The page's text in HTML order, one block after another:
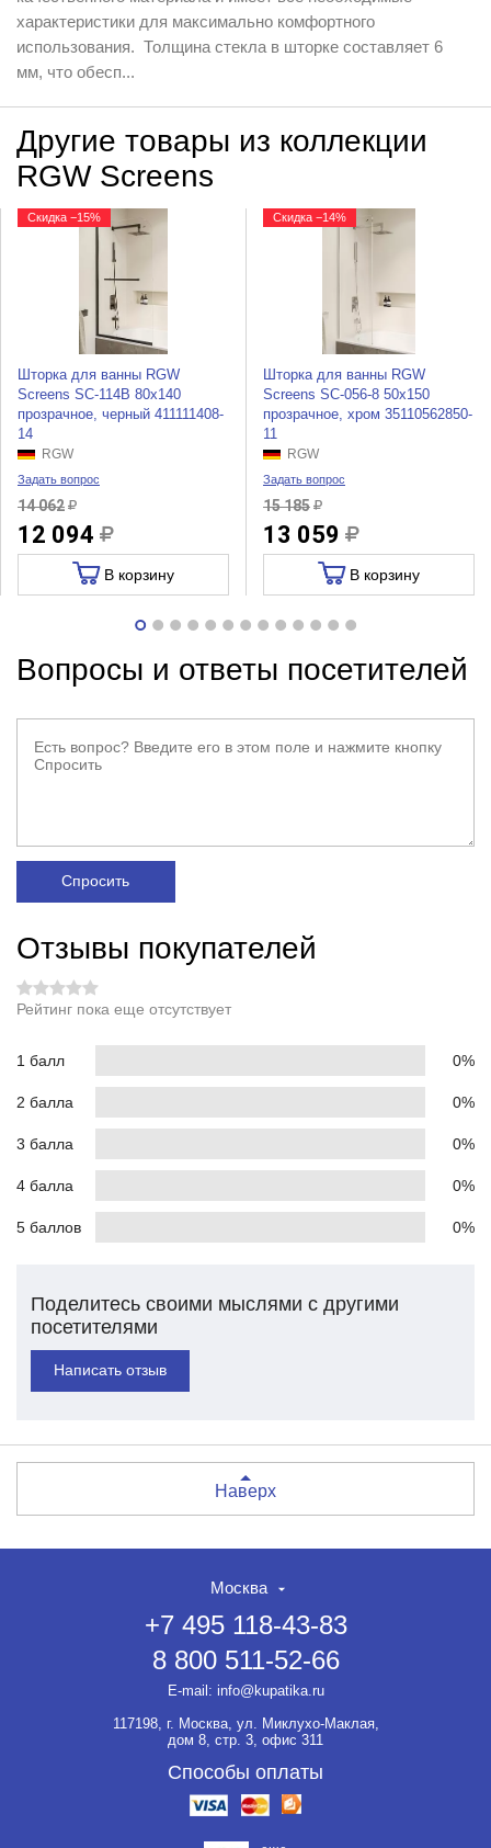
характеристики для максимально комфортного
использования. Толщина стекла в шторке составляет 6
мм, что обесп...
Другие товары из коллекции
RGW Screens
Скидка −15%
Шторка для ванны RGW
Screens SC-114B 80x140
прозрачное, черный 411111408-
14
RGW
Задать вопрос
14 062
12 094
В корзину
Скидка −14%
Шторка для ванны RGW
Screens SC-056-8 50x150
прозрачное, хром 35110562850-
11
RGW
Задать вопрос
15 185
13 059
В корзину
Вопросы и ответы посетителей
Спросить
Отзывы покупателей
Рейтинг пока еще отсутствует
1 балл 0%
2 балла 0%
3 балла 0%
4 балла 0%
5 баллов 0%
Поделитесь своими мыслями с другими
посетителями
Написать отзыв
Наверх
Москва
+7 495 118-43-83
8 800 511-52-66
E-mail: info@kupatika.ru
117198, г. Москва, ул. Миклухо-Маклая,
дом 8, стр. 3, офис 311
Способы оплаты